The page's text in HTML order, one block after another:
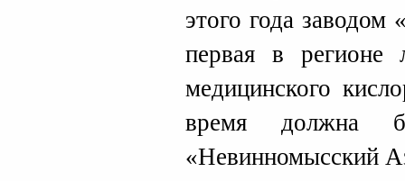
этого года заводом
первая в регионе
медицинского
время должна
«Невинномысский